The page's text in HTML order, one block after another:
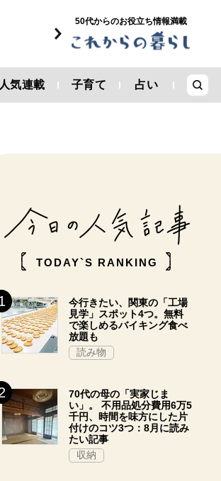
50代からのお役立ち情報満載
人気連載 子育て 占い
TODAY`S RANKING
今行きたい、関東の「工場
見学」スポット4つ。無料
で楽しめるバイキング食べ
放題も
読み物
70代の母の「実家じま
い」。 不用品処分費用6万5
千円、時間を味方にした片
付けのコツ3つ：8月に読み
たい記事
収納